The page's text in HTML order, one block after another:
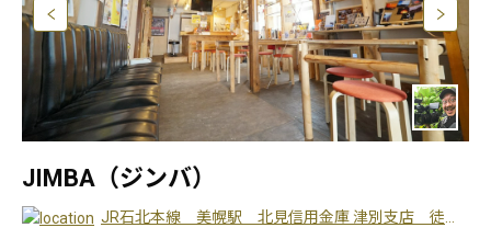
JIMBA（ジンバ）
JR石北本線 美幌駅 北見信用金庫 津別支店 徒歩3分、津別町役場から徒歩3分